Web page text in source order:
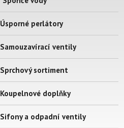
Úsporné perlátory
Samouzavírací ventily
Sprchový sortiment
Koupelnové doplňky
Sifony a odpadní ventily